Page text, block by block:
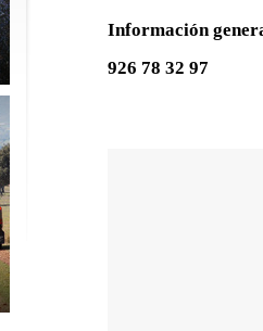
Información
926 78 32 97